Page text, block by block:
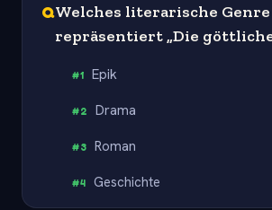
QWelches literarische Genre
repräsentiert „Die göttliche
#1 Epik
#2 Drama
#3 Roman
#4 Geschichte